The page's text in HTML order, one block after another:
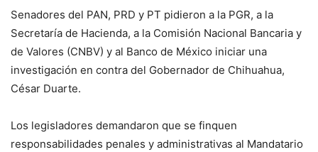
Senadores del PAN, PRD y PT pidieron a la PGR, a la
Secretaría de Hacienda, a la Comisión Nacional Bancaria y
de Valores (CNBV) y al Banco de México iniciar una
investigación en contra del Gobernador de Chihuahua,
César Duarte.
Los legisladores demandaron que se finquen
responsabilidades penales y administrativas al Mandatario